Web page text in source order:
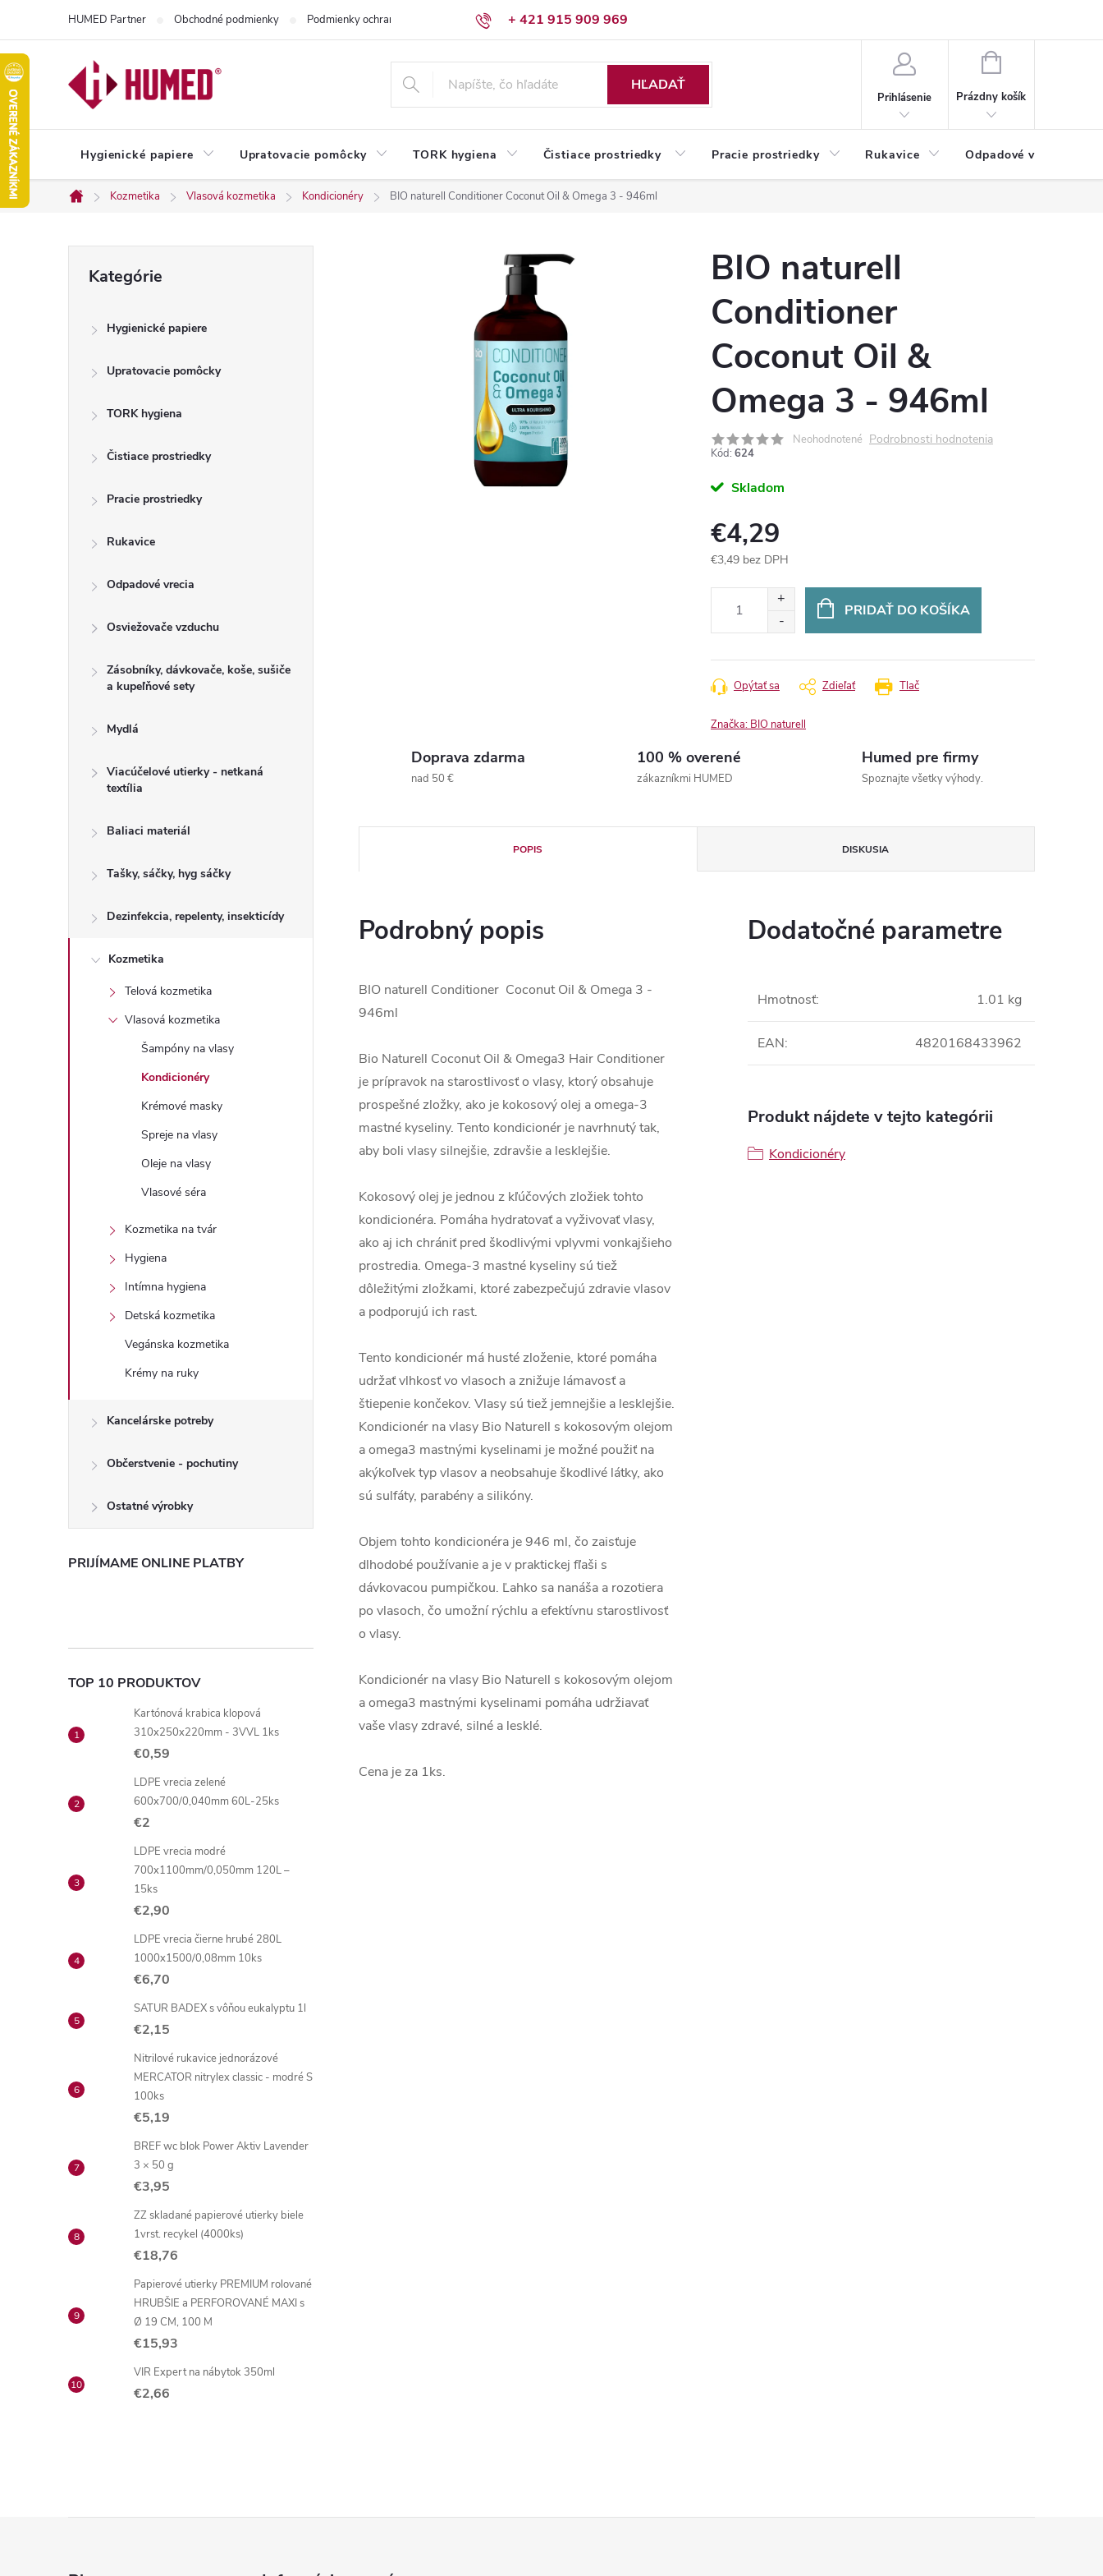
obsah
+ 421 915 909 969
HUMED Partner Obchodné podmienky Podmienky ochrany osobných údajov Reklamačný poriadok
HĽADAŤ
Prihlásenie
NÁKUPNÝ
Prázdny košík
Hygienické papiere Upratovacie pomôcky TORK hygiena Čistiace prostriedky Pracie prostriedky Rukavice Odpadové vrecia
Domov
Kozmetika Vlasová kozmetika Kondicionéry BIO naturell Conditioner Coconut Oil & Omega 3 - 946ml
kategórie
Kategórie
Hygienické papiere
Upratovacie pomôcky
TORK hygiena
Čistiace prostriedky
Pracie prostriedky
Rukavice
Odpadové vrecia
Osviežovače vzduchu
Zásobníky, dávkovače, koše, sušiče
a kupeľňové sety
Mydlá
Viacúčelové utierky - netkaná
textília
Baliaci materiál
Tašky, sáčky, hyg sáčky
Dezinfekcia, repelenty, insekticídy
Kozmetika
Telová kozmetika
Vlasová kozmetika
Šampóny na vlasy
Kondicionéry
Krémové masky
Spreje na vlasy
Oleje na vlasy
Vlasové séra
Kozmetika na tvár
Hygiena
Intímna hygiena
Detská kozmetika
Vegánska kozmetika
Krémy na ruky
Kancelárske potreby
Občerstvenie - pochutiny
Ostatné výrobky
PRIJÍMAME ONLINE PLATBY
TOP 10 PRODUKTOV
Kartónová krabica klopová
310x250x220mm - 3VVL 1ks
€0,59
LDPE vrecia zelené
600x700/0,040mm 60L-25ks
€2
LDPE vrecia modré
700x1100mm/0,050mm 120L –
15ks
€2,90
LDPE vrecia čierne hrubé 280L
1000x1500/0,08mm 10ks
€6,70
SATUR BADEX s vôňou eukalyptu 1l
€2,15
Nitrilové rukavice jednorázové
MERCATOR nitrylex classic - modré S
100ks
€5,19
BREF wc blok Power Aktiv Lavender
3 × 50 g
€3,95
ZZ skladané papierové utierky biele
1vrst. recykel (4000ks)
€18,76
Papierové utierky PREMIUM rolované
HRUBŠIE a PERFOROVANÉ MAXI s
Ø 19 CM, 100 M
€15,93
VIR Expert na nábytok 350ml
€2,66
BIO naturell
Conditioner
Coconut Oil &
Omega 3 - 946ml
Neohodnotené Podrobnosti hodnotenia
Kód: 624
Skladom
€4,29
€3,49 bez DPH
PRIDAŤ DO KOŠÍKA
Tlač
Opýtať sa Zdieľať
Značka: BIO naturell
Doprava zdarma
nad 50 €
100 % overené
zákazníkmi HUMED
Humed pre firmy
Spoznajte všetky výhody.
POPIS DISKUSIA
Podrobný popis
BIO naturell Conditioner Coconut Oil & Omega 3 -
946ml
Bio Naturell Coconut Oil & Omega3 Hair Conditioner
je prípravok na starostlivosť o vlasy, ktorý obsahuje
prospešné zložky, ako je kokosový olej a omega-3
mastné kyseliny. Tento kondicionér je navrhnutý tak,
aby boli vlasy silnejšie, zdravšie a lesklejšie.
Kokosový olej je jednou z kľúčových zložiek tohto
kondicionéra. Pomáha hydratovať a vyživovať vlasy,
ako aj ich chrániť pred škodlivými vplyvmi vonkajšieho
prostredia. Omega-3 mastné kyseliny sú tiež
dôležitými zložkami, ktoré zabezpečujú zdravie vlasov
a podporujú ich rast.
Tento kondicionér má husté zloženie, ktoré pomáha
udržať vlhkosť vo vlasoch a znižuje lámavosť a
štiepenie končekov. Vlasy sú tiež jemnejšie a lesklejšie.
Kondicionér na vlasy Bio Naturell s kokosovým olejom
a omega3 mastnými kyselinami je možné použiť na
akýkoľvek typ vlasov a neobsahuje škodlivé látky, ako
sú sulfáty, parabény a silikóny.
Objem tohto kondicionéra je 946 ml, čo zaisťuje
dlhodobé používanie a je v praktickej fľaši s
dávkovacou pumpičkou. Ľahko sa nanáša a rozotiera
po vlasoch, čo umožní rýchlu a efektívnu starostlivosť
o vlasy.
Kondicionér na vlasy Bio Naturell s kokosovým olejom
a omega3 mastnými kyselinami pomáha udržiavať
vaše vlasy zdravé, silné a lesklé.
Cena je za 1ks.
Dodatočné parametre
Hmotnosť: 1.01 kg
EAN: 4820168433962
Produkt nájdete v tejto kategórii
Kondicionéry